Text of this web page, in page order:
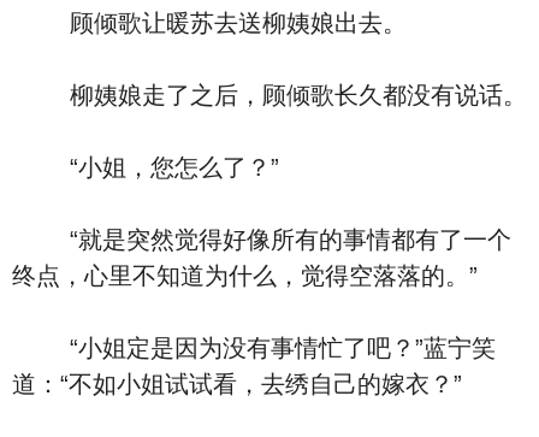
顾倾歌让暖苏去送柳姨娘出去。
柳姨娘走了之后，顾倾歌长久都没有说话。
“小姐，您怎么了？”
“就是突然觉得好像所有的事情都有了一个
终点，心里不知道为什么，觉得空落落的。”
“小姐定是因为没有事情忙了吧？”蓝宁笑
道：“不如小姐试试看，去绣自己的嫁衣？”